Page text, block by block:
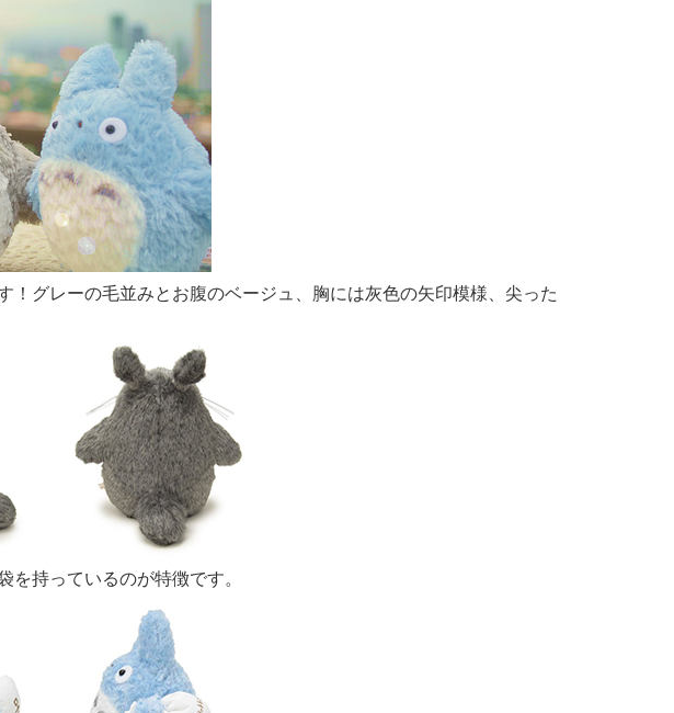
グレーの毛並みとお腹のベージュ、胸には灰色の矢印模様、尖った
持っているのが特徴です。